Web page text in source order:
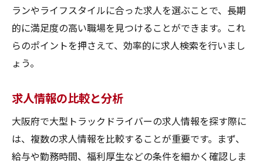
ランやライフスタイルに合った求人を選ぶことで、長期
的に満足度の高い職場を見つけることができます。これ
らのポイントを押さえて、効率的に求人検索を行いまし
ょう。
求人情報の比較と分析
大阪府で大型トラックドライバーの求人情報を探す際に
は、複数の求人情報を比較することが重要です。まず、
給与や勤務時間、福利厚生などの条件を細かく確認しま